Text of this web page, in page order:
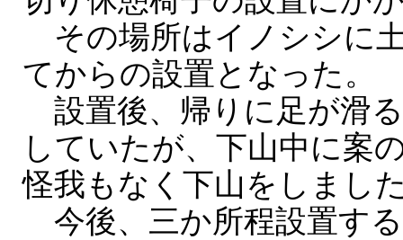
その場所はイノシシに
てからの設置となった。
設置後、帰りに足が滑
していたが、下山中に案
怪我もなく下山をしまし
今後、三か所程設置す